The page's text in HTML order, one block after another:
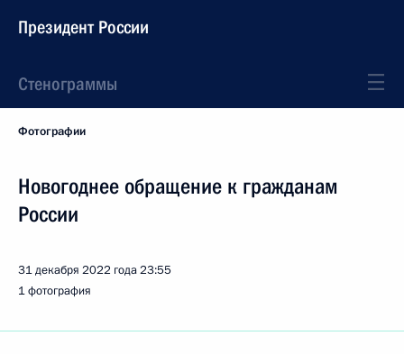
Президент России
Стенограммы
Фотографии
Новогоднее обращение к гражданам
России
31 декабря 2022 года23:55
1 фотография